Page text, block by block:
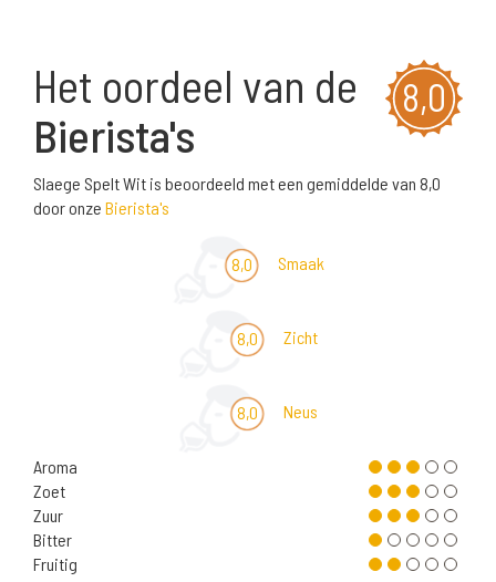
8,0
Het oordeel van de
Bierista's
Slaege Spelt Wit is beoordeeld met een gemiddelde van 8,0
door onze Bierista's
8,0 Smaak
8,0 Zicht
8,0 Neus
Aroma
Zoet
Zuur
Bitter
Fruitig